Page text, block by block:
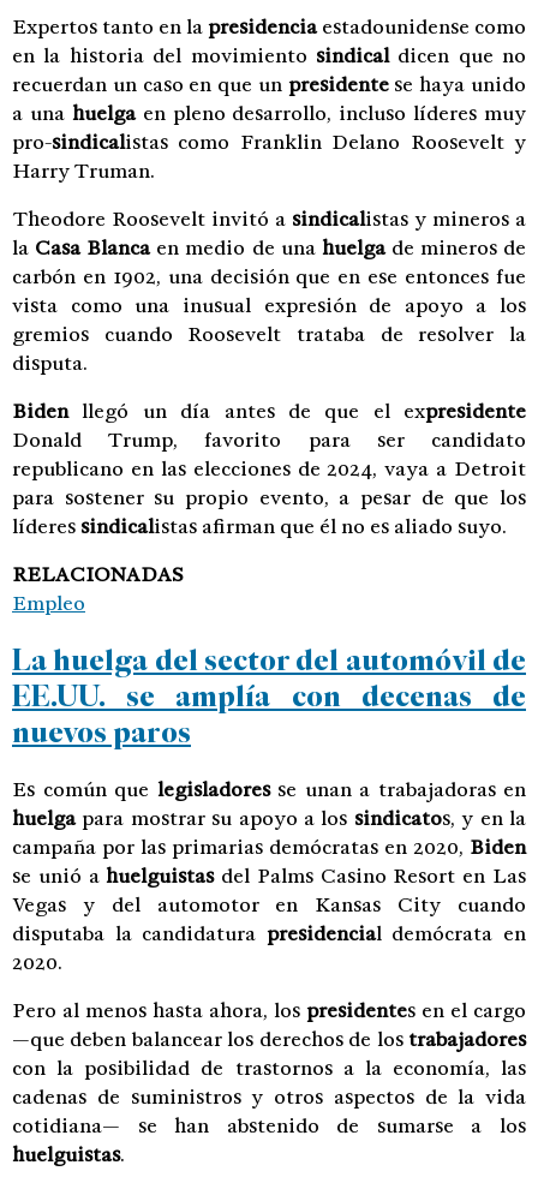
Expertos tanto en lapresidenciaestadounidense como
en la historia del movimiento sindicaldicen que no
recuerdan un caso en que un presidentese haya unido
a una huelgaen pleno desarrollo, incluso líderes muy
pro-sindicalistas como Franklin Delano Roosevelt y
Harry Truman.
Theodore Roosevelt invitó a sindicalistas y mineros a
la Casa Blancaen medio de una huelgade mineros de
carbón en 1902, una decisión que en ese entonces fue
vista como una inusual expresión de apoyo a los
gremios cuando Roosevelt trataba de resolver la
disputa.
Bidenllegó un día antes de que el expresidente
Donald Trump, favorito para ser candidato
republicano en las elecciones de 2024, vaya a Detroit
para sostener su propio evento, a pesar de que los
líderes sindicalistas afirman que él no es aliado suyo.
RELACIONADAS
Empleo
La huelga del sector del automóvil de
EE.UU. se amplía con decenas de
nuevos paros
Es común que legisladoresse unan a trabajadoras en
huelgapara mostrar su apoyo a los sindicatos, y en la
campaña por las primarias demócratas en 2020, Biden
se unió ahuelguistasdel Palms Casino Resort en Las
Vegas y del automotor en Kansas City cuando
disputaba la candidatura presidencial demócrata en
2020.
Pero al menos hasta ahora, los presidentes en el cargo
—que deben balancear los derechos de los trabajadores
con la posibilidad de trastornos a la economía, las
cadenas de suministros y otros aspectos de la vida
cotidiana— se han abstenido de sumarse a los
huelguistas.